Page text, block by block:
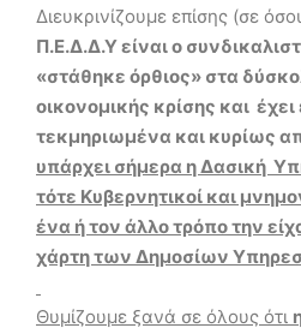
Διευκρινίζουμε επίσης (σε
Π.Ε.Δ.Δ.Υ είναι ο
«στάθηκε όρθιος» στα
οικονομικής κρίσης και έχει
τεκμηριωμένα και κυρίως
υπάρχει σήμερα η Δασική
τότε Κυβερνητικοί και
ένα ή τον άλλο τρόπο την
χάρτη των Δημοσίων
Θυμίζουμε ξανά σε όλους ότι